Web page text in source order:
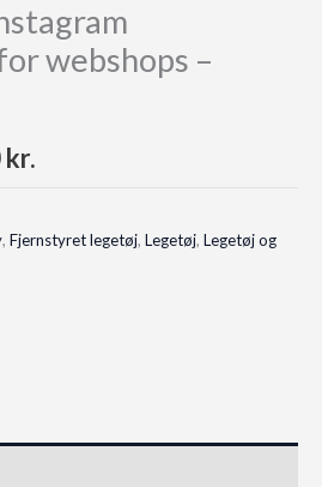
webshops –
kr.
is:
, Fjernstyret legetøj, Legetøj, Legetøj og